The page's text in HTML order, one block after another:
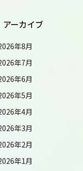
アーカイブ
年8月
年7月
年6月
年5月
年4月
年3月
年2月
年1月